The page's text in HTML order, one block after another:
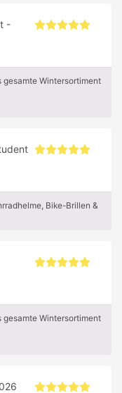
-
gesamte Wintersortiment
Bike-Brillen &
gesamte Wintersortiment